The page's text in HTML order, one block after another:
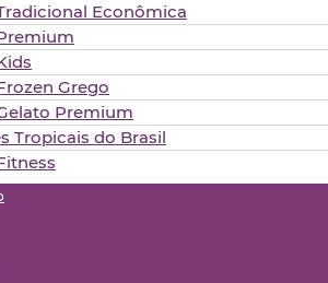
Econômica
Grego
Premium
Tropicais do Brasil